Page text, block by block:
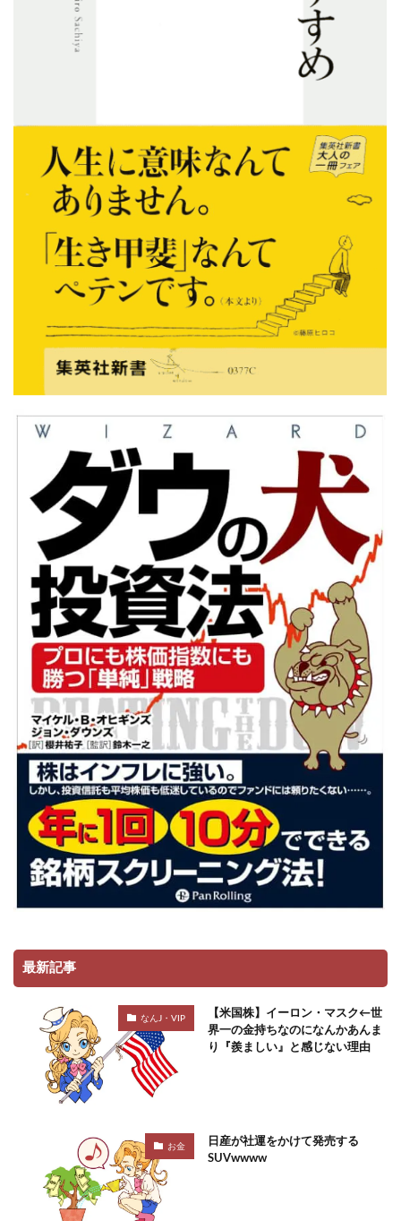
最新記事
なんJ・VIP
【米国株】イーロン・マスク←世
界一の金持ちなのになんかあんま
り『羨ましい』と感じない理由
お金
日産が社運をかけて発売する
SUVwwww